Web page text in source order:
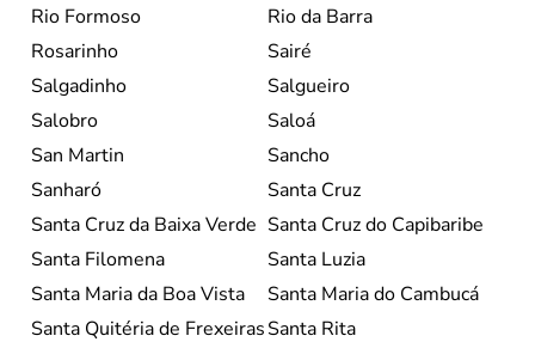
Rio Formoso
Rio da Barra
Rosarinho
Sairé
Salgadinho
Salgueiro
Salobro
Saloá
San Martin
Sancho
Sanharó
Santa Cruz
Santa Cruz da Baixa Verde Santa Cruz do Capibaribe
Santa Filomena
Santa Luzia
Santa Maria da Boa Vista
Santa Maria do Cambucá
Santa Quitéria de FrexeirasSanta Rita